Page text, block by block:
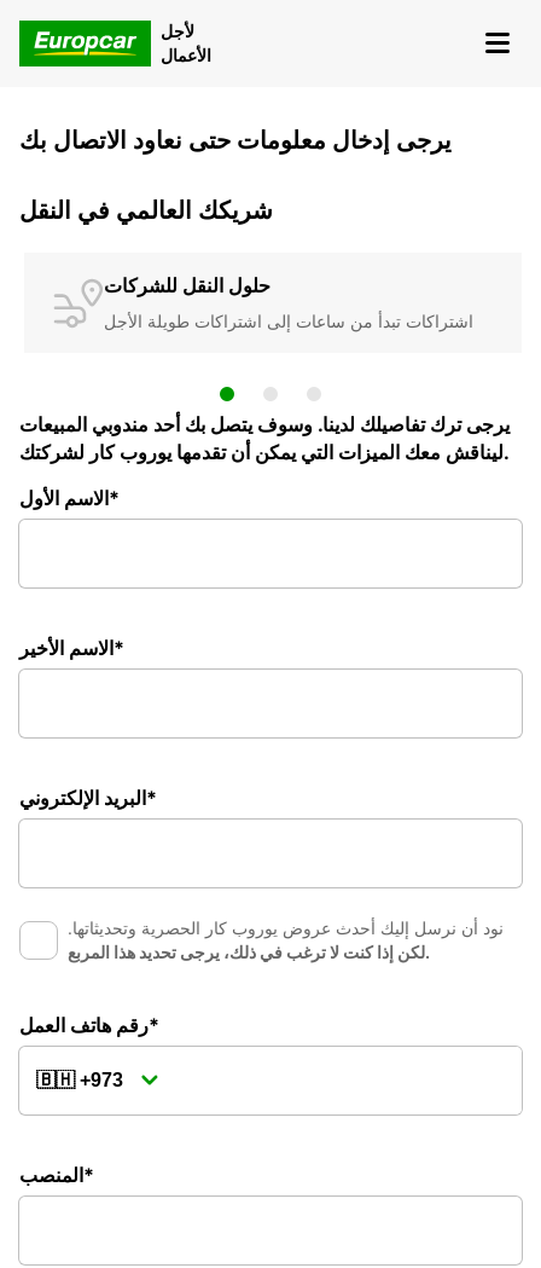
لأجل
الأعمال
يرجى إدخال معلومات حتى نعاود الاتصال بك
شريكك العالمي في النقل
حلول النقل للشركات
اشتراكات تبدأ من ساعات إلى اشتراكات طويلة الأجل
يرجى ترك تفاصيلك لدينا. وسوف يتصل بك أحد مندوبي المبيعات
ليناقش معك الميزات التي يمكن أن تقدمها يوروب كار لشركتك.
الاسم الأول*
الاسم الأخير*
البريد الإلكتروني*
نود أن نرسل إليك أحدث عروض يوروب كار الحصرية وتحديثاتها.
لكن إذا كنت لا ترغب في ذلك، يرجى تحديد هذا المربع.
رقم هاتف العمل*
المنصب*